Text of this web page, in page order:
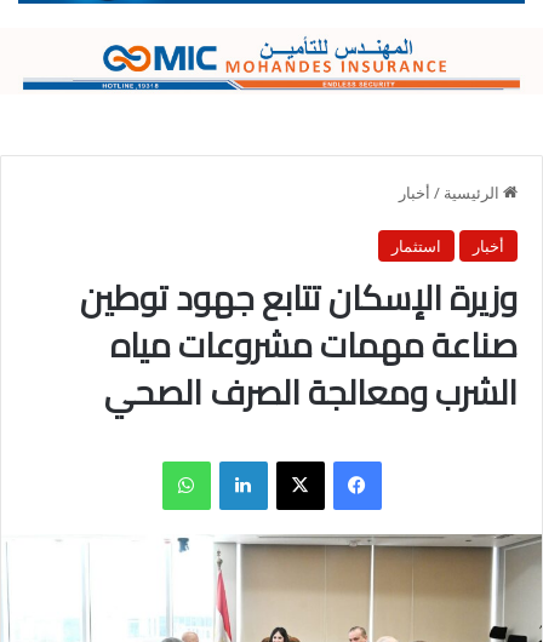
الرئيسية / أخبار
أخبار استثمار
وزيرة الإسكان تتابع جهود توطين
صناعة مهمات مشروعات مياه
الشرب ومعالجة الصرف الصحي
فيسبوك X لينكدإن